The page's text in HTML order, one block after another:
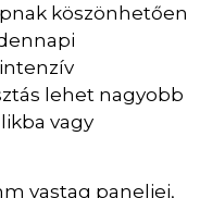
köszönhetően
lehet nagyobb
vagy
vastag paneljei,